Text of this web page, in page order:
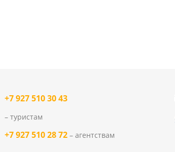
+7 927 510 30 43
– туристам
+7 927 510 28 72 – агентствам